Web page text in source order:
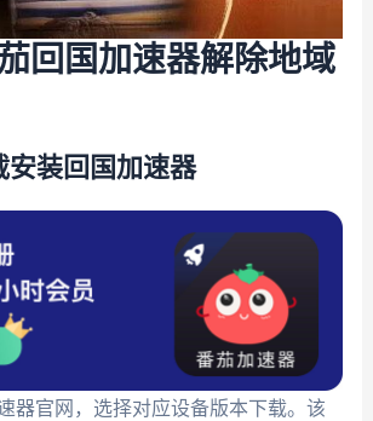
回国加速器解除地域
安装回国加速器
器官网，选择对应设备版本下载。该